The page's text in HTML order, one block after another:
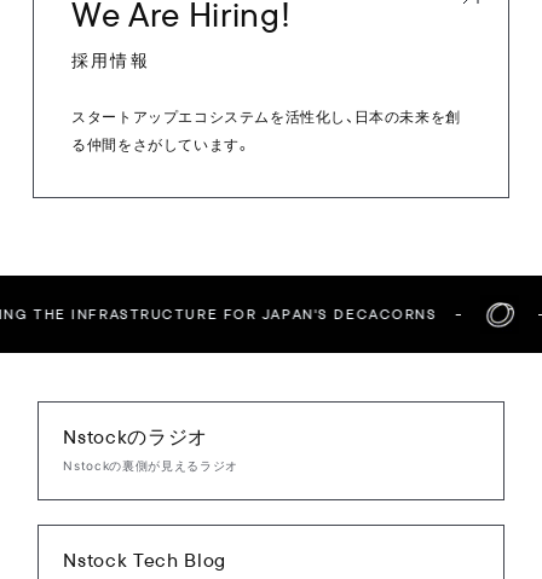
We Are Hiring!
採用情報
スタートアップエコシステムを活性化し、日本の未来を創
る仲間をさがしています。
THE INFRASTRUCTURE FOR JAPAN'S DECACORNS
Nstockのラジオ
Nstockの裏側が見えるラジオ
Nstock Tech Blog